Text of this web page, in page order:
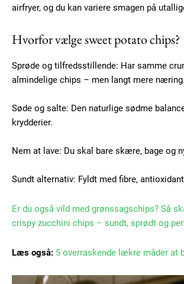
airfryer, og du kan variere smagen på
Hvorfor vælge sweet potato chips?
Sprøde og tilfredsstillende: Har samme
almindelige chips – men langt mere næring.
Søde og salte: Den naturlige sødme
krydderier.
Nem at lave: Du skal bare skære, bage og
Sundt alternativ: Fyldt med fibre,
Er du også vild med grønssagschips? Så
crispy zucchini chips – sundt, sprødt og
Læs også: 5 overraskende lækre måder at